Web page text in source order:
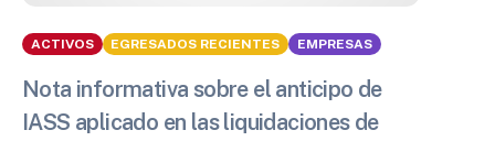
ACTIVOS EGRESADOS RECIENTES EMPRESAS
Nota informativa sobre el anticipo de
IASS aplicado en las liquidaciones de